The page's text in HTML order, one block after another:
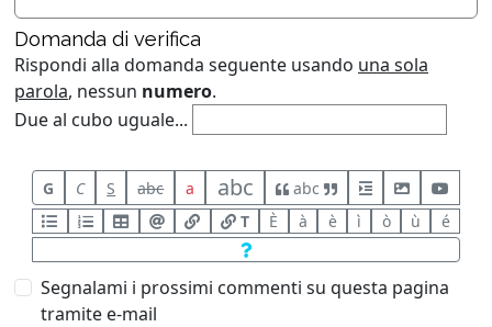
Domanda di verifica
Rispondi alla domanda seguente usando una sola
parola, nessun numero.
Due al cubo uguale...
G C S abc a abc
abc
T
È à è ì ò ù é
Segnalami i prossimi commenti su questa pagina
tramite e-mail